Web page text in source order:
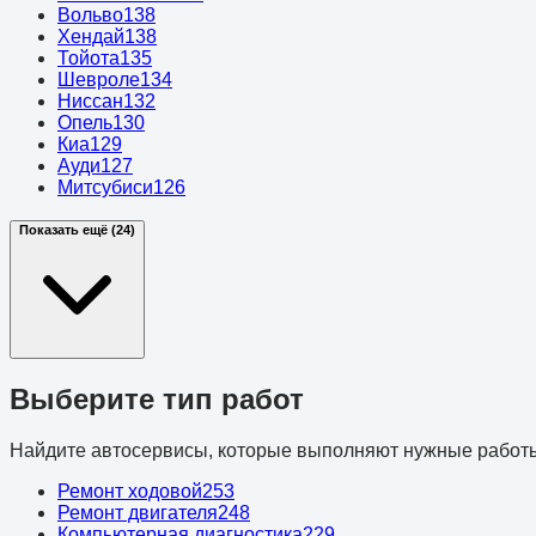
Вольво138
Хендай138
Тойота135
Шевроле134
Ниссан132
Опель130
Киа129
Ауди127
Митсубиси126
Показать ещё (24)
Выберите тип работ
Найдите автосервисы, которые выполняют нужные
Ремонт ходовой253
Ремонт двигателя248